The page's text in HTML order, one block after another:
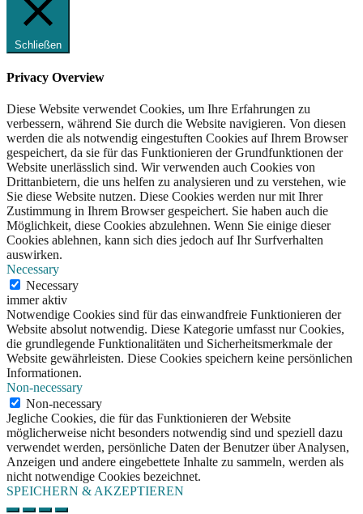
Schließen
Privacy Overview
Diese Website verwendet Cookies, um Ihre Erfahrungen zu
verbessern, während Sie durch die Website navigieren. Von diesen
werden die als notwendig eingestuften Cookies auf Ihrem Browser
gespeichert, da sie für das Funktionieren der Grundfunktionen der
Website unerlässlich sind. Wir verwenden auch Cookies von
Drittanbietern, die uns helfen zu analysieren und zu verstehen, wie
Sie diese Website nutzen. Diese Cookies werden nur mit Ihrer
Zustimmung in Ihrem Browser gespeichert. Sie haben auch die
Möglichkeit, diese Cookies abzulehnen. Wenn Sie einige dieser
Cookies ablehnen, kann sich dies jedoch auf Ihr Surfverhalten
auswirken.
Necessary
Necessary
immer aktiv
Notwendige Cookies sind für das einwandfreie Funktionieren der
Website absolut notwendig. Diese Kategorie umfasst nur Cookies,
die grundlegende Funktionalitäten und Sicherheitsmerkmale der
Website gewährleisten. Diese Cookies speichern keine persönlichen
Informationen.
Non-necessary
Non-necessary
Jegliche Cookies, die für das Funktionieren der Website
möglicherweise nicht besonders notwendig sind und speziell dazu
verwendet werden, persönliche Daten der Benutzer über Analysen,
Anzeigen und andere eingebettete Inhalte zu sammeln, werden als
nicht notwendige Cookies bezeichnet.
SPEICHERN & AKZEPTIEREN